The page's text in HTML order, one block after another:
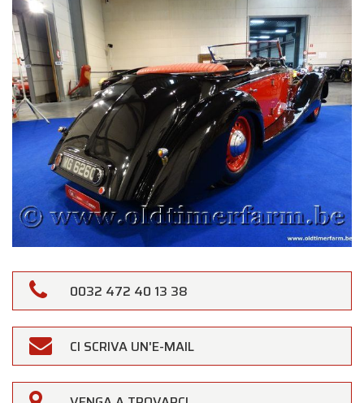
0032 472 40 13 38
CI SCRIVA UN'E-MAIL